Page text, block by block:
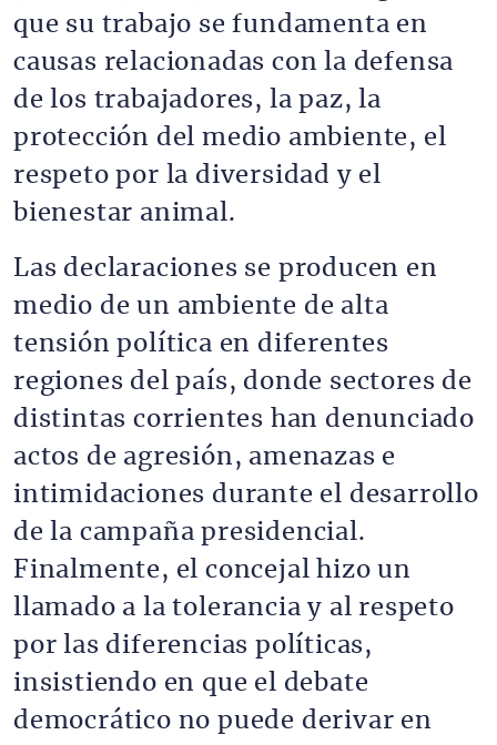
que su trabajo se fundamenta en
causas relacionadas con la defensa
de los trabajadores, la paz, la
protección del medio ambiente, el
respeto por la diversidad y el
bienestar animal.
Las declaraciones se producen en
medio de un ambiente de alta
tensión política en diferentes
regiones del país, donde sectores de
distintas corrientes han denunciado
actos de agresión, amenazas e
intimidaciones durante el desarrollo
de la campaña presidencial.
Finalmente, el concejal hizo un
llamado a la tolerancia y al respeto
por las diferencias políticas,
insistiendo en que el debate
democrático no puede derivar en